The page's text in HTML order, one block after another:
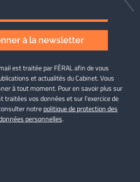
à la newsletter
est traitée par FÉRAL afin de vous
et actualités du Cabinet. Vous
à tout moment. Pour en savoir plus sur
traitées vos données et sur l’exercice de
notrepolitique de protection des
personnelles.